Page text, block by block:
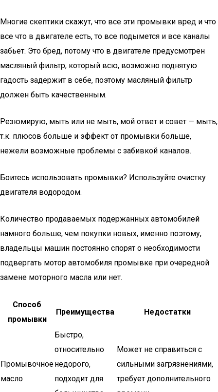
Многие скептики скажут, что все эти промывки вред и что
все что в двигателе есть, то все подымется и все каналы
забьет. Это бред, потому что в двигателе предусмотрен
масляный фильтр, который всю, возможно поднятую
гадость задержит в себе, поэтому масляный фильтр
должен быть качественным.
Резюмирую, мыть или не мыть, мой ответ и совет — мыть,
т.к. плюсов больше и эффект от промывки больше,
нежели возможные проблемы с забивкой каналов.
Боитесь использовать промывки? Используйте очистку
двигателя водородом.
Количество продаваемых подержанных автомобилей
намного больше, чем покупки новых, именно поэтому,
владельцы машин постоянно спорят о необходимости
подвергать мотор автомобиля промывке при очередной
замене моторного масла или нет.
Способ
промывки
Преимущества Недостатки
Промывочное
масло
Быстро,
относительно
недорого,
подходит для
Может не справиться с
сильными загрязнениями,
требует дополнительного